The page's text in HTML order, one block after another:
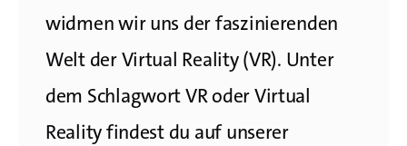
widmen wir uns der faszinierenden
Welt der Virtual Reality (VR). Unter
dem Schlagwort VR oder Virtual
Reality findest du auf unserer